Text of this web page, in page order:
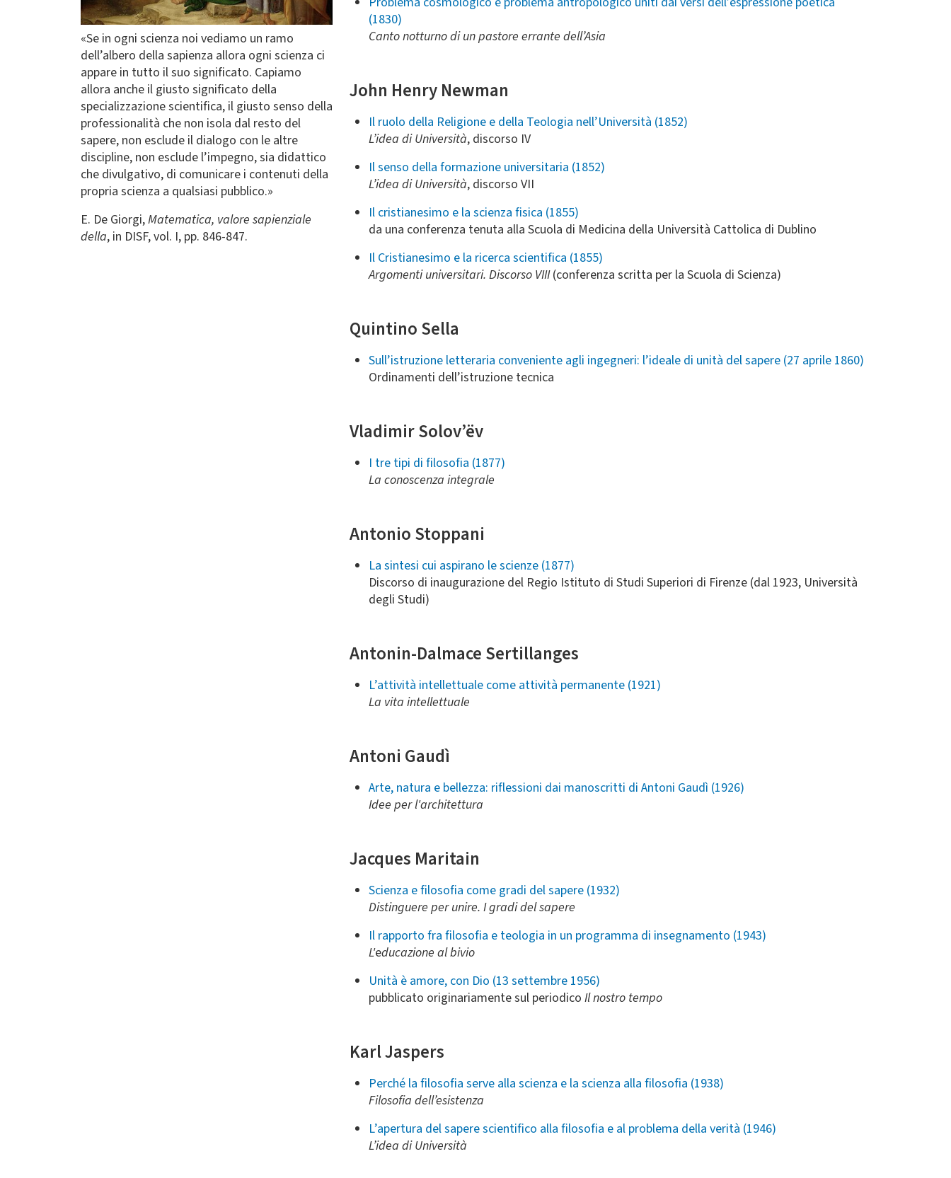
«Se in ogni scienza noi vediamo un ramo
dell’albero della sapienza allora ogni scienza ci
appare in tutto il suo significato. Capiamo
allora anche il giusto significato della
specializzazione scientifica, il giusto senso della
professionalità che non isola dal resto del
sapere, non esclude il dialogo con le altre
discipline, non esclude l’impegno, sia didattico
che divulgativo, di comunicare i contenuti della
propria scienza a qualsiasi pubblico.»
E. De Giorgi,Matematica, valore sapienziale
della, in DISF, vol. I, pp. 846-847.
(1830)
Canto notturno di un pastore errante dell’Asia
John Henry Newman
Il ruolo della Religione e della Teologia nell’Università (1852)
L’idea di Università, discorso IV
Il senso della formazione universitaria (1852)
L’idea di Università, discorso VII
Il cristianesimo e la scienza fisica (1855)
da una conferenza tenuta alla Scuola di Medicina della Università Cattolica di Dublino
Il Cristianesimo e la ricerca scientifica (1855)
Argomenti universitari. Discorso VIII(conferenza scritta per la Scuola di Scienza)
Quintino Sella
Sull’istruzione letteraria conveniente agli ingegneri: l’ideale di unità del sapere (27 aprile 1860)
Ordinamenti dell’istruzione tecnica
Vladimir Solov’ëv
I tre tipi di filosofia (1877)
La conoscenza integrale
Antonio Stoppani
La sintesi cui aspirano le scienze (1877)
Discorso di inaugurazione del Regio Istituto di Studi Superiori di Firenze (dal 1923, Università
degli Studi)
Antonin-Dalmace Sertillanges
L’attività intellettuale come attività permanente (1921)
La vita intellettuale
Antoni Gaudì
Arte, natura e bellezza: riflessioni dai manoscritti di Antoni Gaudì (1926)
Idee per l'architettura
Jacques Maritain
Scienza e filosofia come gradi del sapere (1932)
Distinguere per unire. I gradi del sapere
Il rapporto fra filosofia e teologia in un programma di insegnamento (1943)
L'educazione al bivio
Unità è amore, con Dio (13 settembre 1956)
pubblicato originariamente sul periodico Il nostro tempo
Karl Jaspers
Perché la filosofia serve alla scienza e la scienza alla filosofia (1938)
Filosofia dell’esistenza
L’apertura del sapere scientifico alla filosofia e al problema della verità (1946)
L’idea di Università